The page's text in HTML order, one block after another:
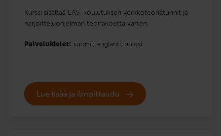
Kurssi sisältää EAS-koulutuksen verkkoteoriatunnit ja
harjoitteluohjelman teoriakoetta varten.
Palvelukielet: suomi, englanti, ruotsi
Lue lisää ja ilmoittaudu